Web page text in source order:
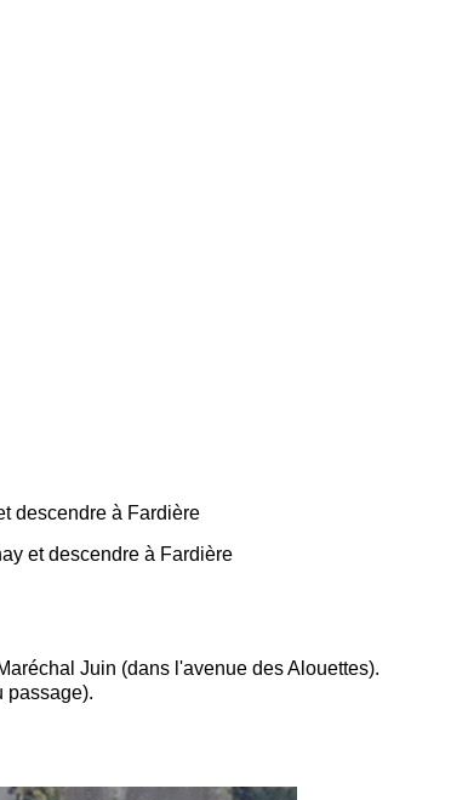
descendre à Fardière
et descendre à Fardière
Juin (dans l'avenue des Alouettes).
passage).